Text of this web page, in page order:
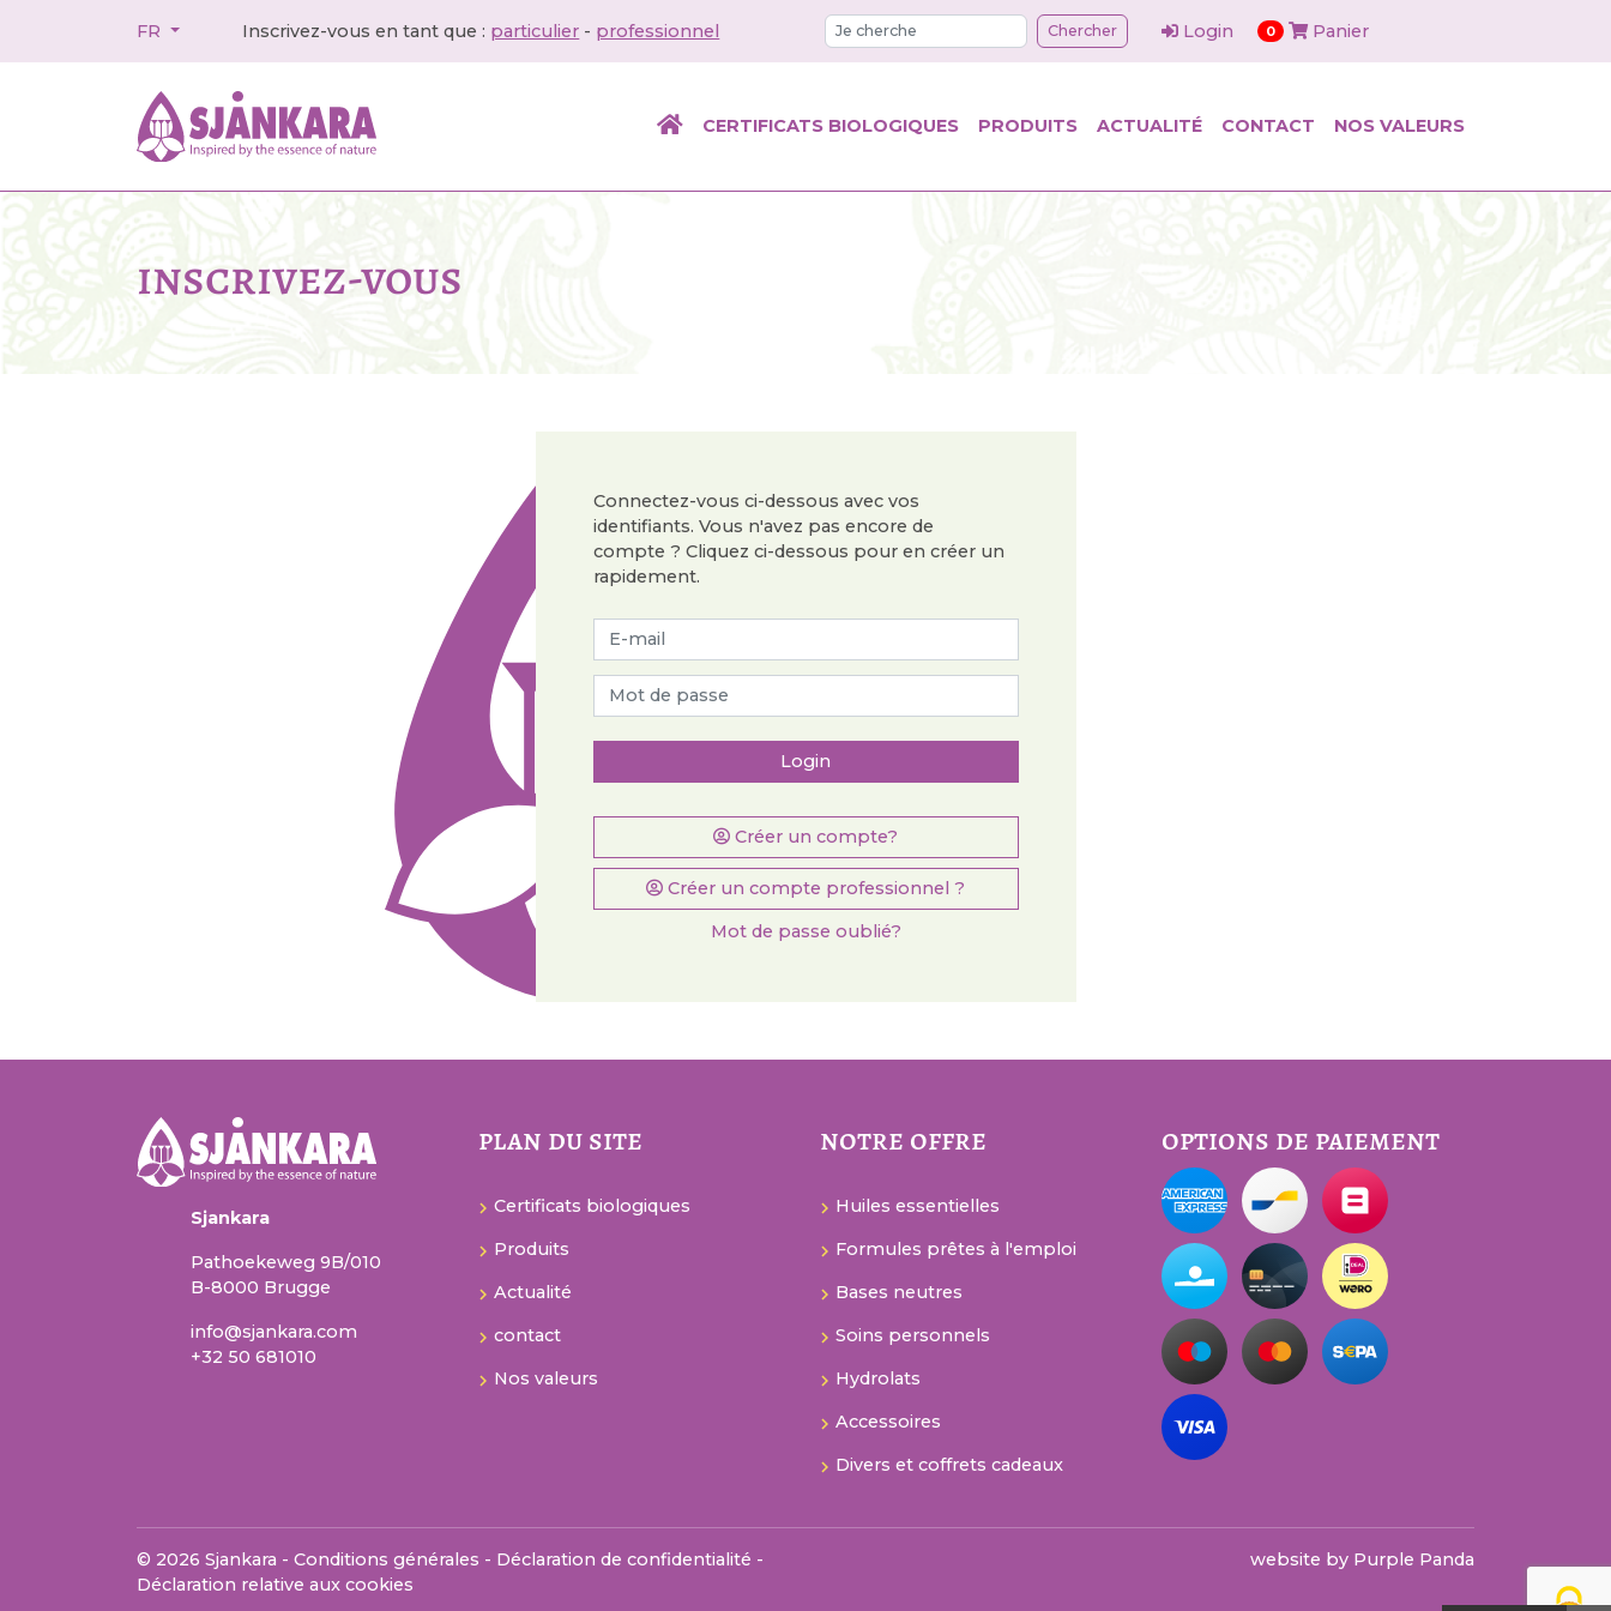
FR Inscrivez-vous en tant que : particulier - professionnel Chercher Login 0articles dans le panier
Panier
CERTIFICATS BIOLOGIQUES PRODUITS ACTUALITÉ CONTACT NOS VALEURS
inscrivez-vous
Connectez-vous ci-dessous avec vos
identifiants. Vous n'avez pas encore de
compte ? Cliquez ci-dessous pour en créer un
rapidement.
Login
Créer un compte?
Créer un compte professionnel ?
Mot de passe oublié?
Sjankara
Pathoekeweg 9B/010
B-8000 Brugge
info@sjankara.com
+32 50 681010
plan du site
Certificats biologiques
Produits
Actualité
contact
Nos valeurs
notre offre
Huiles essentielles
Formules prêtes à l'emploi
Bases neutres
Soins personnels
Hydrolats
Accessoires
Divers et coffrets cadeaux
options de paiement
© 2026 Sjankara - Conditions générales - Déclaration de confidentialité -
Déclaration relative aux cookies
website by Purple Panda